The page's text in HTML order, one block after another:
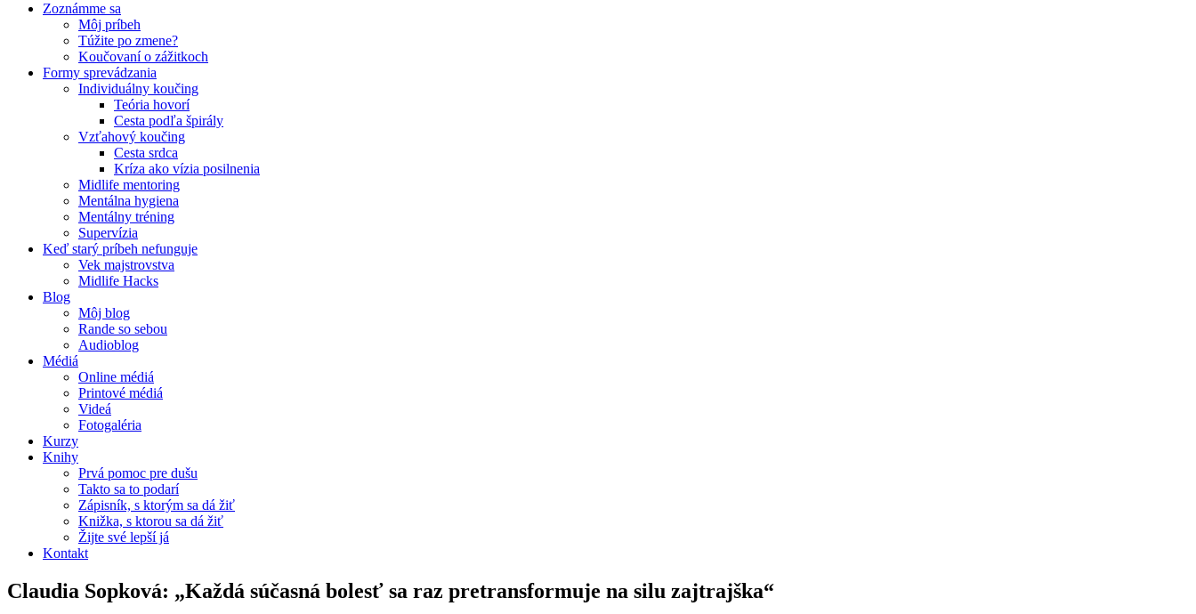
Zoznámme sa
Môj príbeh
Túžite po zmene?
Koučovaní o zážitkoch
Formy sprevádzania
Individuálny koučing
Teória hovorí
Cesta podľa špirály
Vzťahový koučing
Cesta srdca
Kríza ako vízia posilnenia
Midlife mentoring
Mentálna hygiena
Mentálny tréning
Supervízia
Keď starý príbeh nefunguje
Vek majstrovstva
Midlife Hacks
Blog
Môj blog
Rande so sebou
Audioblog
Médiá
Online médiá
Printové médiá
Videá
Fotogaléria
Kurzy
Knihy
Prvá pomoc pre dušu
Takto sa to podarí
Zápisník, s ktorým sa dá žiť
Knižka, s ktorou sa dá žiť
Žijte své lepší já
Kontakt
Claudia Sopková: „Každá súčasná bolesť sa raz pretransformuje na silu zajtrajška“